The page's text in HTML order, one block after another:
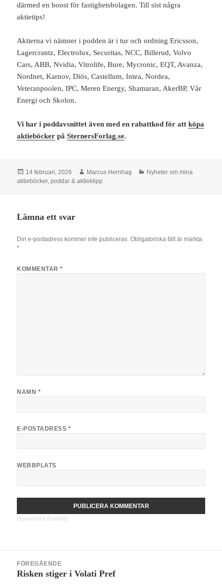
därmed en boost för fastighetsbolagen. Till sist några
aktietips!
Aktierna vi nämner i podden är i tur och ordning Ericsson,
Lagercrantz, Electrolux, Securitas, NCC, Billerud, Volvo
Cars, ABB, Nvidia, Vitrolife, Bure, Mycronic, EQT, Avanza,
Nordnet, Karnov, Diös, Castellum, Intea, Nordea,
Veteranpoolen, IPC, Meren Energy, Shamaran, AkerBP, Vår
Energi och Skolon.
Vi har i poddavsnittet även med en rabattkod för attköpa
aktieböcker påSternersForlag.se.
Postat
14 februari, 2026 Författare
Marcus Hernhag Kategorier
Nyheter om mina
aktieböcker, poddar & aktieklipp
Lämna ett svar
Din e-postadress kommer inte publiceras. Obligatoriska fält är märkta
*
KOMMENTAR*
NAMN *
E-POSTADRESS *
WEBBPLATS
(Spamcheck Enabled)
FÖREGÅENDE
Föregående
Risken stiger i Volati Pref